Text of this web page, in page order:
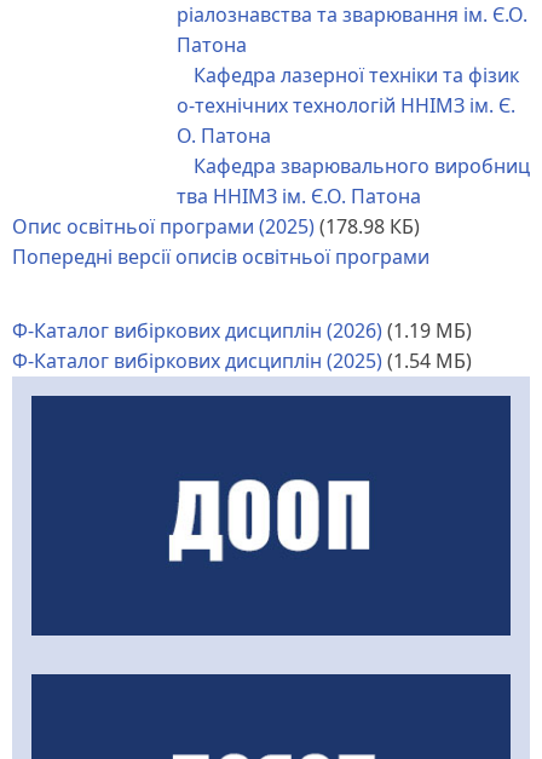
ріалознавства та зварювання ім. Є.О.
Патона
Кафедра лазерної техніки та фізик
о-технічних технологій ННІМЗ ім. Є.
О. Патона
Кафедра зварювального виробниц
тва ННІМЗ ім. Є.О. Патона
Опис освітньої програми (2025)(178.98 КБ)
Попередні версії описів освітньої програми
Ф-Каталог вибіркових дисциплін (2026)(1.19 МБ)
Ф-Каталог вибіркових дисциплін (2025)(1.54 МБ)